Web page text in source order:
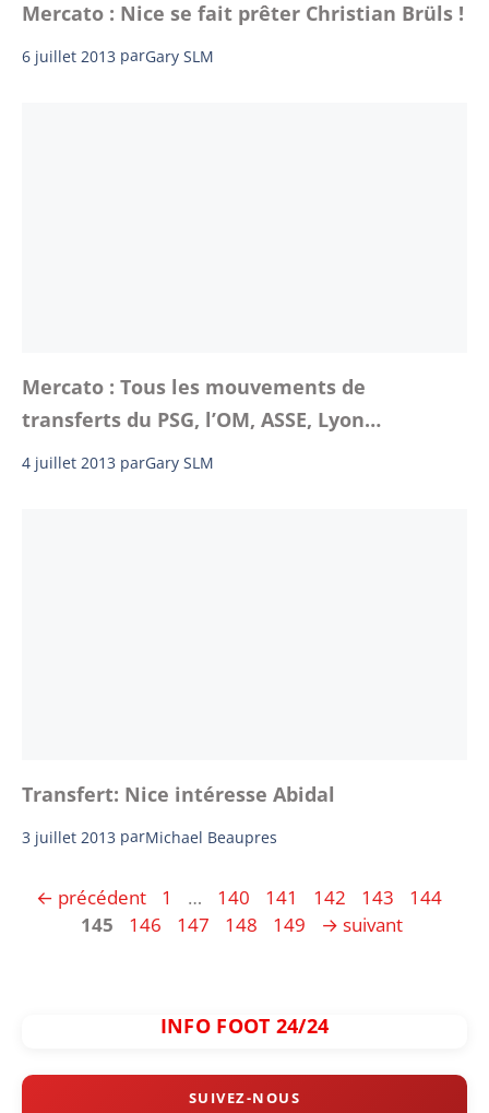
Mercato : Nice se fait prêter Christian Brüls !
6 juillet 2013 parGary SLM
Mercato : Tous les mouvements de
transferts du PSG, l’OM, ASSE, Lyon…
4 juillet 2013 parGary SLM
Transfert: Nice intéresse Abidal
3 juillet 2013 parMichael Beaupres
← précédent Page
1 … Page
140 Page
141 Page
142 Page
143 Page
144
145
Page
146 Page
147 Page
148 Page
149 → suivant
INFO FOOT 24/24